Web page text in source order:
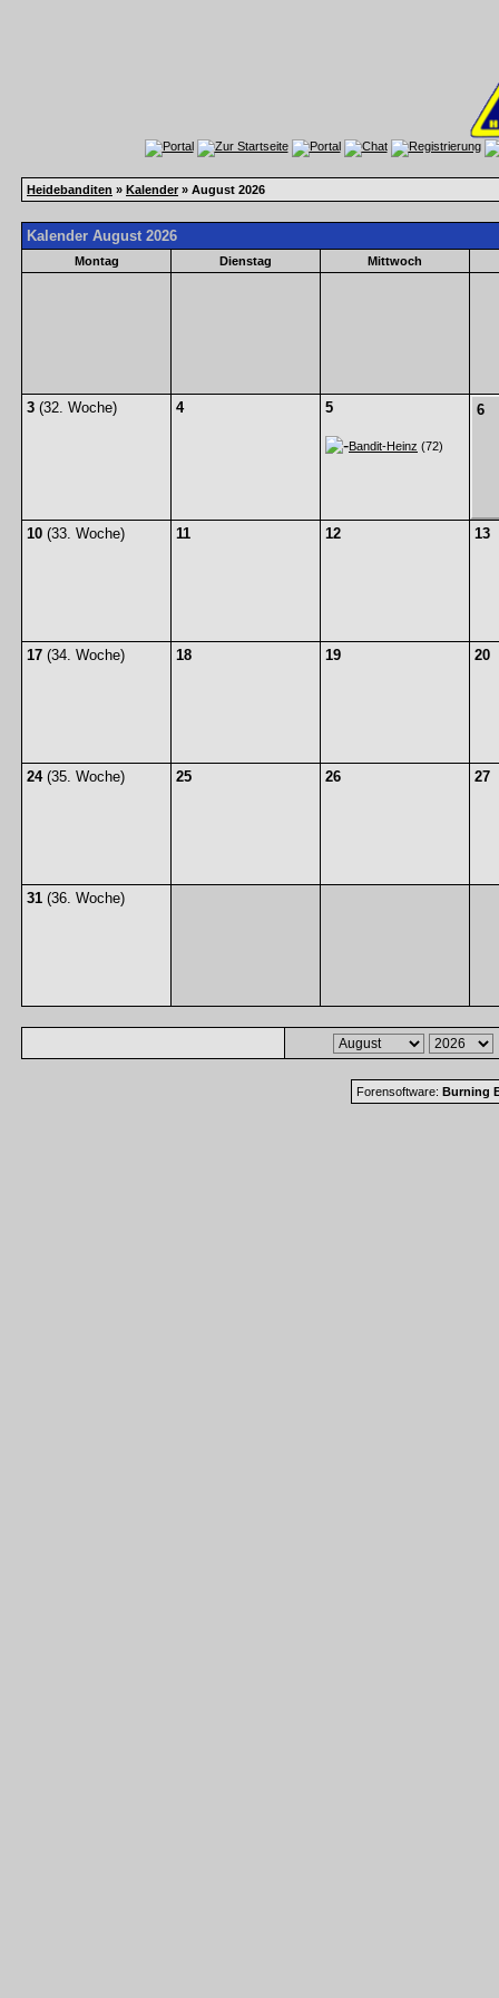
Heidebanditen » Kalender » August 2026
Kalender August 2026
Montag Dienstag Mittwoch
3 (32. Woche) 4 5
Bandit-Heinz (72)
6
10 (33. Woche) 11 12 13
17 (34. Woche) 18 19 20
24(35. Woche) 25 26 27
31 (36. Woche)
Forensoftware: Burning